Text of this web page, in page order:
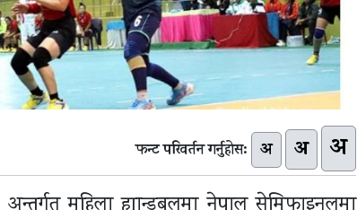
फन्ट परिवर्तन गर्नुहोस: अ अ अ